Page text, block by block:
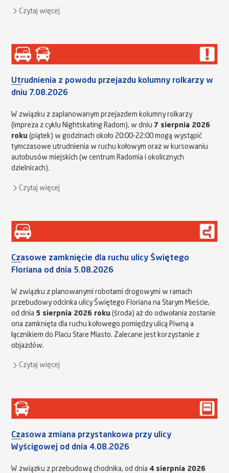
Czytaj więcej
Utrudnienia z powodu przejazdu kolumny rolkarzy w
dniu 7.08.2026
W związku z zaplanowanym przejazdem kolumny rolkarzy
(impreza z cyklu Nightskating Radom), w dniu 7 sierpnia 2026
roku (piątek) w godzinach około 20:00-22:00 mogą wystąpić
tymczasowe utrudnienia w ruchu kołowym oraz w kursowaniu
autobusów miejskich (w centrum Radomia i okolicznych
dzielnicach).
Czytaj więcej
Czasowe zamknięcie dla ruchu ulicy Świętego
Floriana od dnia 5.08.2026
W związku z planowanymi robotami drogowymi w ramach
przebudowy odcinka ulicy Świętego Floriana na Starym Mieście,
od dnia 5 sierpnia 2026 roku (środa) aż do odwołania zostanie
ona zamknięta dla ruchu kołowego pomiędzy ulicą Piwną a
łącznikiem do Placu Stare Miasto. Zalecane jest korzystanie z
objazdów.
Czytaj więcej
Czasowa zmiana przystankowa przy ulicy
Wyścigowej od dnia 4.08.2026
W związku z przebudową chodnika, od dnia 4 sierpnia 2026